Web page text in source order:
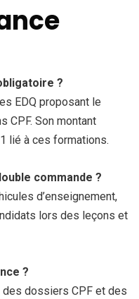
?
EDQ proposant le
CPF. Son montant
lié à ces formations.
commande ?
d’enseignement,
lors des leçons et
?
dossiers CPF et des